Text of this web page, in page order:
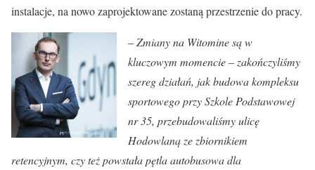
instalacje, na nowo zaprojektowane zostaną przestrzenie do pracy.
–Zmiany na Witomine są w
kluczowym momencie – zakończyliśmy
szereg działań, jak budowa kompleksu
sportowego przy Szkole Podstawowej
nr 35, przebudowaliśmy ulicę
Hodowlaną ze zbiornikiem
retencyjnym, czy też powstała pętla autobusowa dla